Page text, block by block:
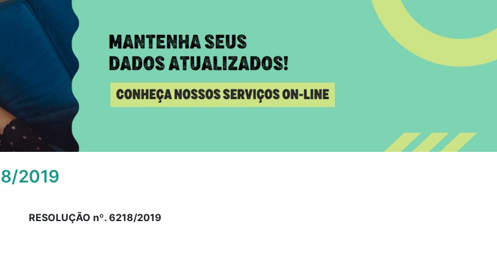
2019
RESOLUÇÃO nº. 6218/2019